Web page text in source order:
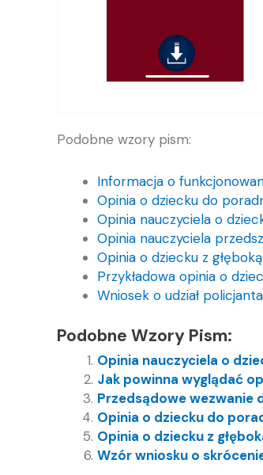
Podobne wzory pism:
Informacja o
Opinia o dziecku do
Opinia nauczyciela o
Opinia nauczyciela
Opinia o dziecku z
Przykładowa opinia o
Wniosek o udział
Podobne Wzory Pism:
Opinia nauczyciela o
Jak powinna wyglądać
Przedsądowe wezwanie
Opinia o dziecku do
Opinia o dziecku z
Wzór wniosku o